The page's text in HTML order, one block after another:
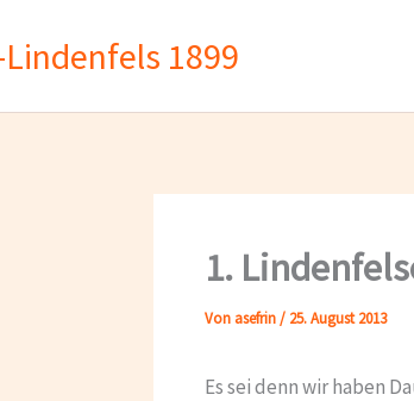
Lindenfels 1899
1.
Von asefrin/ 25. August 2013
Es sei denn wir haben